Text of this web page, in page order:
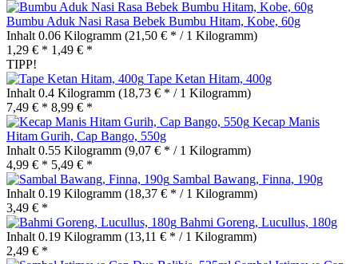
Bumbu Aduk Nasi Rasa Bebek Bumbu Hitam, Kobe, 60g
Inhalt 0.06 Kilogramm (21,50 € * / 1 Kilogramm)
1,29 € * 1,49 € *
TIPP!
Tape Ketan Hitam, 400g
Inhalt 0.4 Kilogramm (18,73 € * / 1 Kilogramm)
7,49 € * 8,99 € *
Kecap Manis
Hitam Gurih, Cap Bango, 550g
Inhalt 0.55 Kilogramm (9,07 € * / 1 Kilogramm)
4,99 € * 5,49 € *
Sambal Bawang, Finna, 190g
Inhalt 0.19 Kilogramm (18,37 € * / 1 Kilogramm)
3,49 € *
Bahmi Goreng, Lucullus, 180g
Inhalt 0.19 Kilogramm (13,11 € * / 1 Kilogramm)
2,49 € *